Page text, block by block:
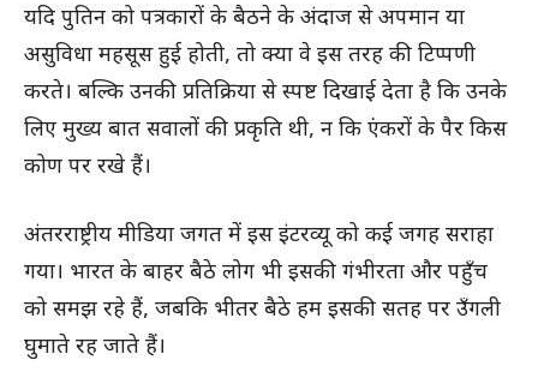
यदि पुतिन को पत्रकारों के बैठने के अंदाज से अपमान या
असुविधा महसूस हुई होती, तो क्या वे इस तरह की टिप्पणी
करते। बल्कि उनकी प्रतिक्रिया से स्पष्ट दिखाई देता है कि उनके
लिए मुख्य बात सवालों की प्रकृति थी, न कि एंकरों के पैर किस
कोण पर रखे हैं।
अंतरराष्ट्रीय मीडिया जगत में इस इंटरव्यू को कई जगह सराहा
गया। भारत के बाहर बैठे लोग भी इसकी गंभीरता और पहुँच
को समझ रहे हैं, जबकि भीतर बैठे हम इसकी सतह पर उँगली
घुमाते रह जाते हैं।